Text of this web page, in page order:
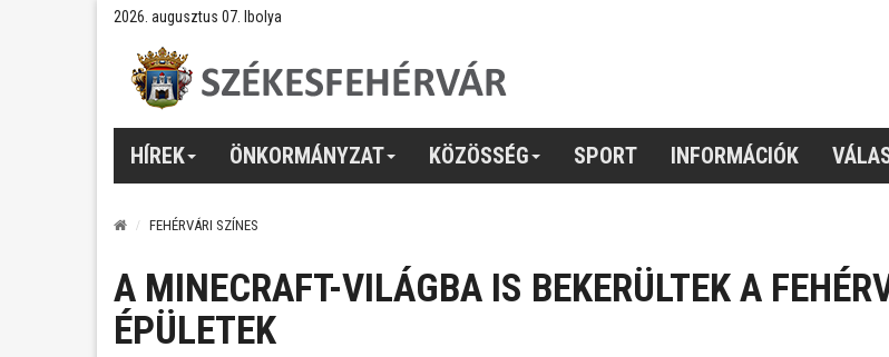
2026. augusztus 07. Ibolya
HÍREK ÖNKORMÁNYZAT KÖZÖSSÉG SPORT INFORMÁCIÓK
FEHÉRVÁRI SZÍNES
A MINECRAFT-VILÁGBA IS BEKERÜLTEK A
ÉPÜLETEK